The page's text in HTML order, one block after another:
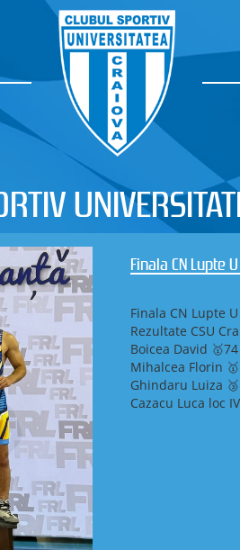
Finala CN Lupte
Finala CN Lupte
Rezultate CSU
Boicea David 🥇74
Mihalcea Florin 🥇
Ghindaru Luiza 🥉
Cazacu Luca loc